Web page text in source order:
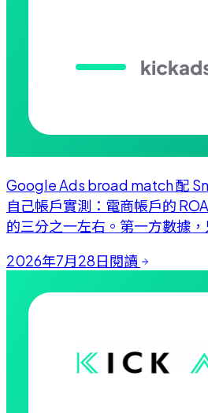
Google Ads broad match 配
自己帳戶實測：電商帳戶的
的三分之一左右。第一方數據，
2026年7月28日閱讀